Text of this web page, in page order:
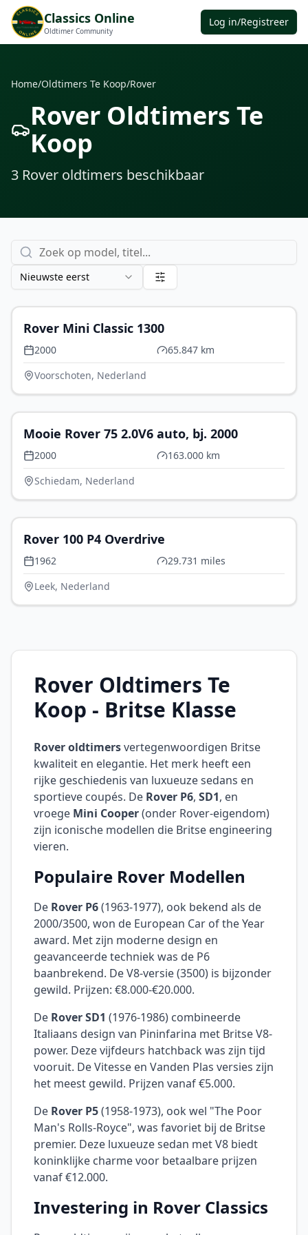
Classics Online
Oldtimer Community
Log in/Registreer
Home/Oldtimers Te Koop/Rover
Rover Oldtimers Te
Koop
3 Rover oldtimers beschikbaar
Nieuwste eerst
Rover Mini Classic 1300
2000
65.847 km
Voorschoten, Nederland
Mooie Rover 75 2.0V6 auto, bj. 2000
2000
163.000 km
Schiedam, Nederland
Rover 100 P4 Overdrive
1962
29.731 miles
Leek, Nederland
Rover Oldtimers Te
Koop - Britse Klasse
Rover oldtimersvertegenwoordigen Britse
kwaliteit en elegantie. Het merk heeft een
rijke geschiedenis van luxueuze sedans en
sportieve coupés. De Rover P6, SD1, en
vroege Mini Cooper(onder Rover-eigendom)
zijn iconische modellen die Britse engineering
vieren.
Populaire Rover Modellen
De Rover P6(1963-1977), ook bekend als de
2000/3500, won de European Car of the Year
award. Met zijn moderne design en
geavanceerde techniek was de P6
baanbrekend. De V8-versie (3500) is bijzonder
gewild. Prijzen: €8.000-€20.000.
De Rover SD1 (1976-1986) combineerde
Italiaans design van Pininfarina met Britse V8-
power. Deze vijfdeurs hatchback was zijn tijd
vooruit. De Vitesse en Vanden Plas versies zijn
het meest gewild. Prijzen vanaf €5.000.
De Rover P5(1958-1973), ook wel "The Poor
Man's Rolls-Royce", was favoriet bij de Britse
premier. Deze luxueuze sedan met V8 biedt
koninklijke charme voor betaalbare prijzen
vanaf €12.000.
Investering in Rover Classics